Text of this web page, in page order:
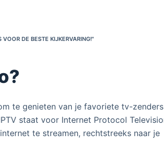
DE BESTE KIJKERVARING!"
te genieten van je favoriete tv-zenders
staat voor Internet Protocol
te streamen, rechtstreeks naar je